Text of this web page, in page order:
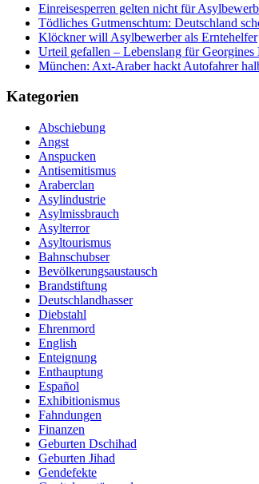
Einreisesperren gelten nicht für
Tödliches Gutmenschtum: Deutschland
Klöckner will Asylbewerber als Erntehelfer
Urteil gefallen – Lebenslang für
München: Axt-Araber hackt Autofahrer
Kategorien
Abschiebung
Angst
Anspucken
Antisemitismus
Araberclan
Asylindustrie
Asylmissbrauch
Asylterror
Asyltourismus
Bahnschubser
Bevölkerungsaustausch
Brandstiftung
Deutschlandhasser
Diebstahl
Ehrenmord
English
Enteignung
Enthauptung
Español
Exhibitionismus
Fahndungen
Finanzen
Geburten Dschihad
Geburten Jihad
Gendefekte